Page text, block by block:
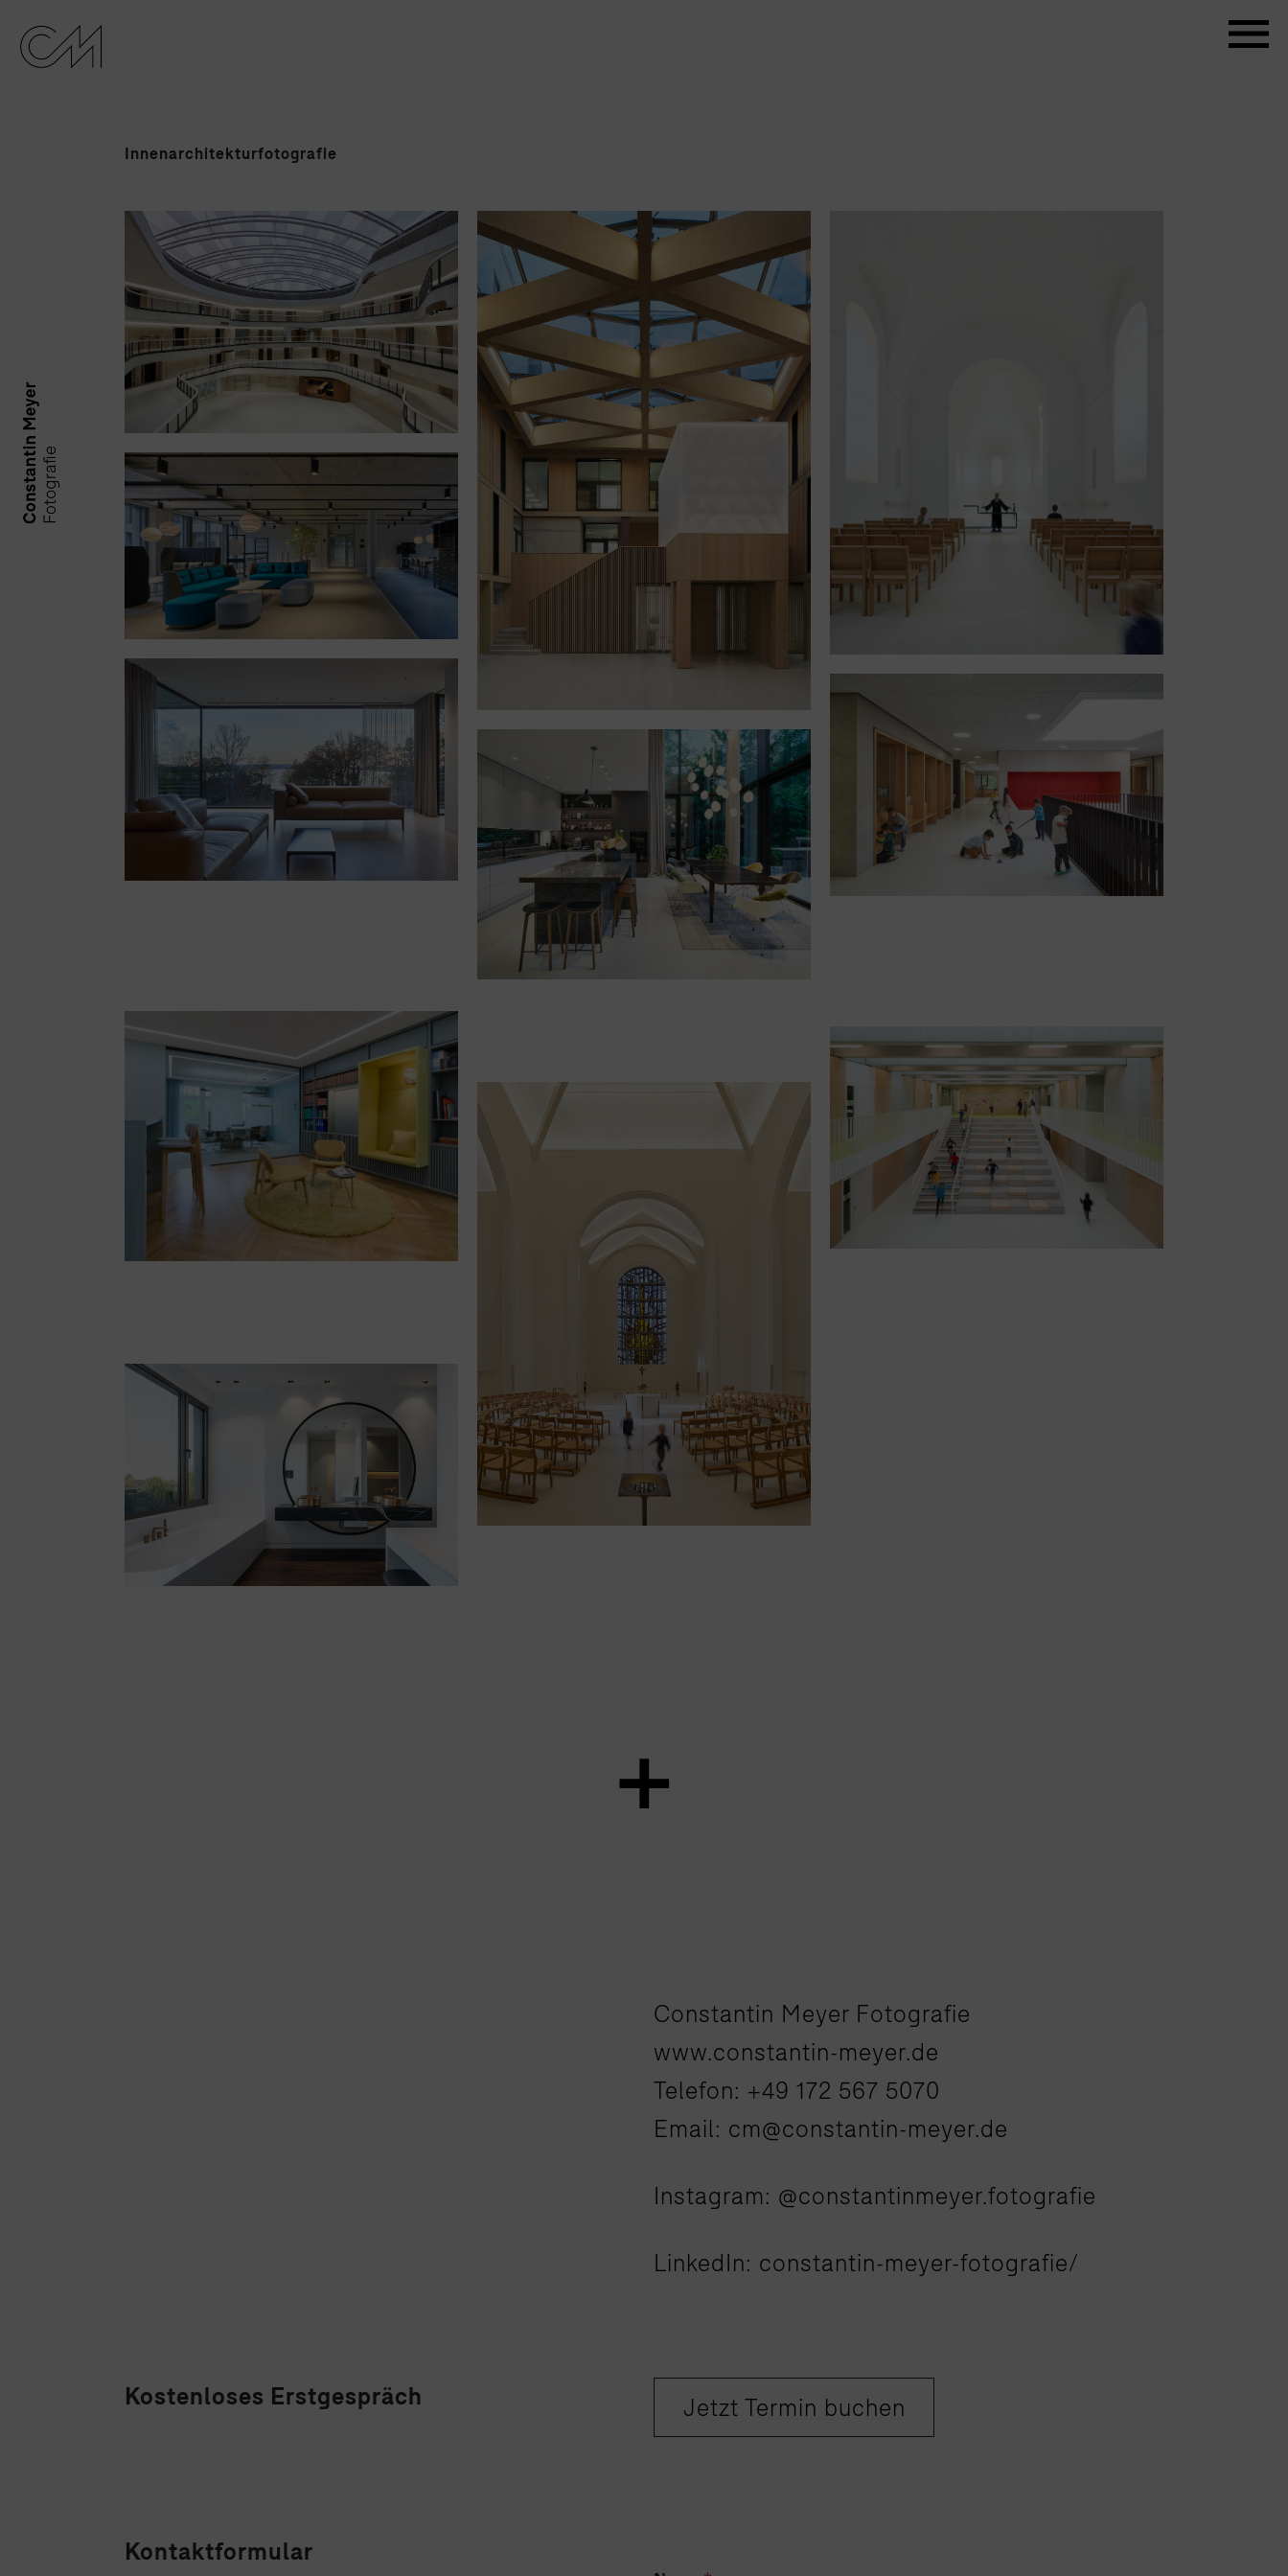
Innenarchitekturfotografie
Erzbischöfliches Berufskolleg |
3pass
Evangelische Bank Kassel |
Reichel Architekten
DFS München | Kinnarps
Haus am See | Scheidt
Kasprusch
Valentin-Trauth-Schule | Kassel
Villa B.| 5bws
Versorgungswerk NRW | LEPEL
& LEPEL
Grundschule | v-architekten -
Villa T. in Köln | Kröger-Daniels
Constantin Meyer Fotografie
www.constantin-meyer.de
Telefon: +49 172 567 5070
Email: cm@constantin-meyer.de
Instagram: @constantinmeyer.fotografie
LinkedIn: constantin-meyer-fotografie/
Kostenloses Erstgespräch Jetzt Termin buchen
Kontaktformular